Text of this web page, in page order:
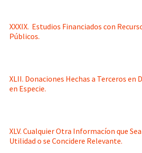
XXXIX. Estudios Financiados con
Públicos.
XLII. Donaciones Hechas a Terceros en
en Especie.
XLV. Cualquier Otra Informacíon que
Utilidad o se Concidere Relevante.